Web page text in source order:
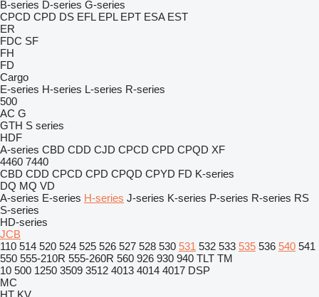
B-series D-series G-series
CPCD CPD DS EFL EPL EPT ESA EST
ER
FDC SF
FH
FD
Cargo
E-series H-series L-series R-series
500
AC G
GTH S series
HDF
A-series CBD CDD CJD CPCD CPD CPQD XF
4460 7440
CBD CDD CPCD CPD CPQD CPYD FD K-series
DQ MQ VD
A-series E-series H-series J-series K-series P-series R-series RS
S-series
HD-series
JCB
110 514 520 524 525 526 527 528 530 531 532 533 535 536 540 541
550 555-210R 555-260R 560 926 930 940 TLT TM
10 500 1250 3509 3512 4013 4014 4017 DSP
MC
HT KV